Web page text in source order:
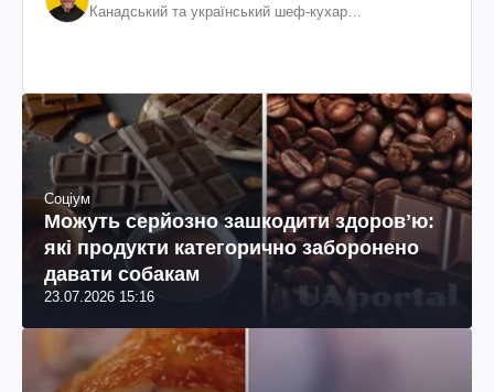
Канадський та український шеф-кухар
Соціум
Можуть серйозно зашкодити здоровʼю:
які продукти категорично заборонено
давати собакам
23.07.2026 15:16